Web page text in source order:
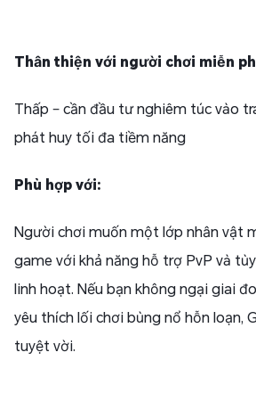
Thân thiện với người chơi miễn
Thấp – cần đầu tư nghiêm túc vào
phát huy tối đa tiềm năng​
Phù hợp với:
Người chơi muốn một lớp nhân vật
game với khả năng hỗ trợ PvP và
linh hoạt. Nếu bạn không ngại giai
yêu thích lối chơi bùng nổ hỗn loạn,
tuyệt vời.